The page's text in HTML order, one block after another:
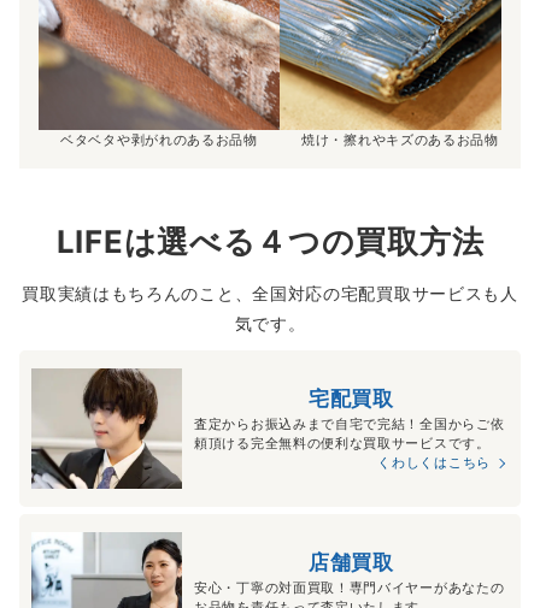
ベタベタや剥がれのあるお品物 焼け・擦れやキズのあるお品物
LIFEは選べる４つの買取方法
買取実績はもちろんのこと、全国対応の宅配買取サービスも人
気です。
宅配買取
査定からお振込みまで自宅で完結！全国からご依
頼頂ける完全無料の便利な買取サービスです。
くわしくはこちら
店舗買取
安心・丁寧の対面買取！専門バイヤーがあなたの